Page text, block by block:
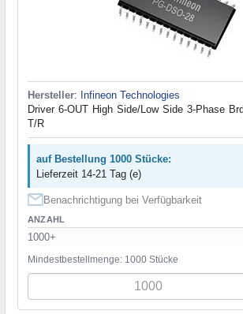
Hersteller: Infineon Technologies
Driver 6-OUT High Side/Low Side 3-Phase
T/R
auf Bestellung 1000 Stücke:
Lieferzeit 14-21 Tag (e)
Benachrichtigung bei Verfügbarkeit
ANZAHL
1000+
Mindestbestellmenge: 1000 Stücke